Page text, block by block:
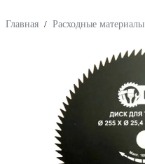
Главная / Расходные материалы